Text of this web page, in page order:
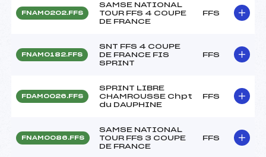
FNAM0202.FFS
SAMSE NATIONAL
TOUR FFS 4 COUPE
DE FRANCE
FFS
FNAM0182.FFS
SNT FFS 4 COUPE
DE FRANCE FIS
SPRINT
FFS
FDAM0026.FFS
SPRINT LIBRE
CHAMROUSSE Chpt
du DAUPHINE
FFS
FNAM0086.FFS
SAMSE NATIONAL
TOUR FFS 3 COUPE
DE FRANCE
FFS